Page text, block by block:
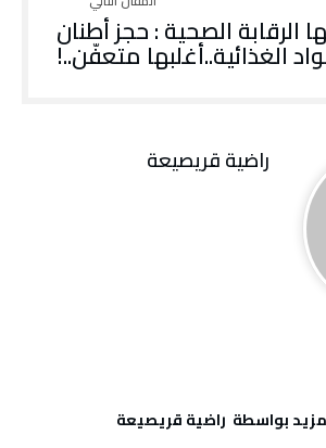
الرقابة الصحية : حجز أطنان
الغذائية..أغلبها متعفّن..!
راضية قريصيعة
بواسطة‬ ‬ راضية قريصيعة